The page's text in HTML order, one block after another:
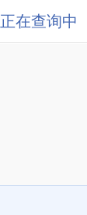
正在查询中